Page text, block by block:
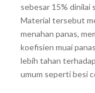
sebesar 15% dinilai
Material tersebut
menahan panas,
koefisien muai
lebih tahan
umum seperti besi